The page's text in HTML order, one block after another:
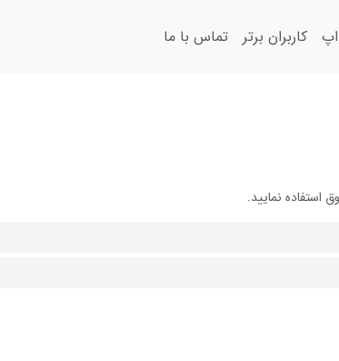
اپ کاربران برتر تماس با ما
استفاده نمایید.